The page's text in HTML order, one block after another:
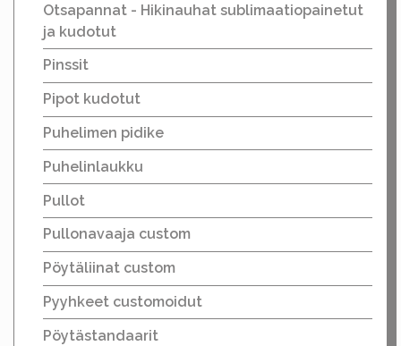
Otsapannat - Hikinauhat sublimaatiopainetut
ja kudotut
Pinssit
Pipot kudotut
Puhelimen pidike
Puhelinlaukku
Pullot
Pullonavaaja custom
Pöytäliinat custom
Pyyhkeet customoidut
Pöytästandaarit